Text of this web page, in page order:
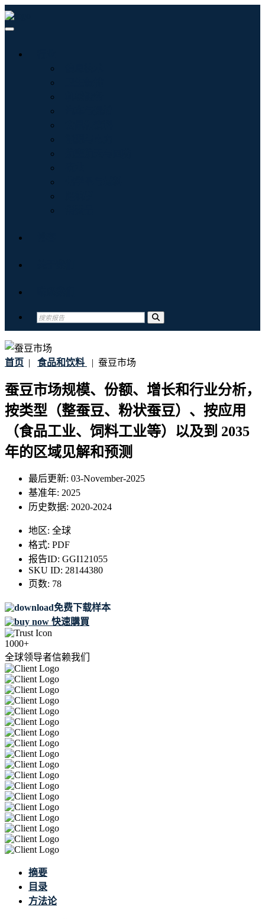
首页 | 食品和饮料 | 蚕豆市场
蚕豆市场规模、份额、增长和行业分析，
按类型（整蚕豆、粉状蚕豆）、按应用
（食品工业、饲料工业等）以及到 2035
年的区域见解和预测
最后更新: 03-November-2025
基准年: 2025
历史数据: 2020-2024
地区: 全球
格式: PDF
报告ID: GGI121055
SKU ID: 28144380
页数: 78
免费下载样本
快速購買
1000+
全球领导者信赖我们
摘要
目录
方法论